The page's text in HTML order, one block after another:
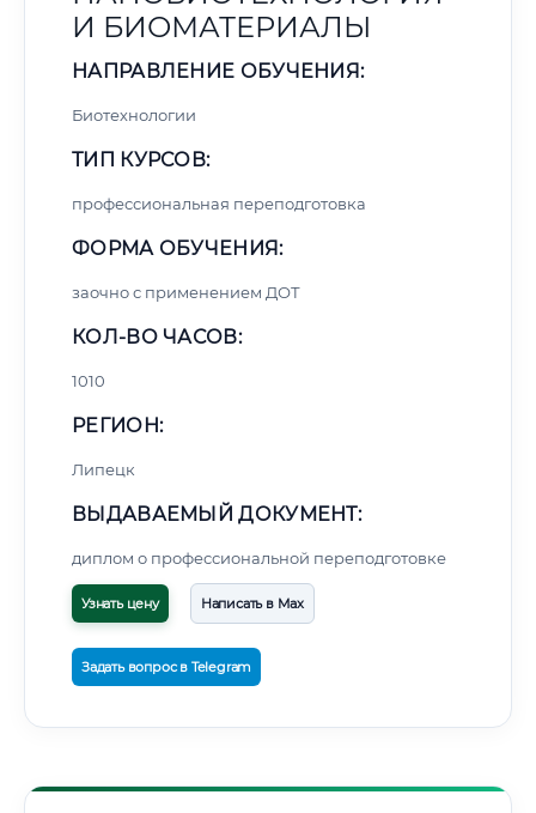
И БИОМАТЕРИАЛЫ
НАПРАВЛЕНИЕ ОБУЧЕНИЯ:
Биотехнологии
ТИП КУРСОВ:
профессиональная переподготовка
ФОРМА ОБУЧЕНИЯ:
заочно с применением ДОТ
КОЛ-ВО ЧАСОВ:
1010
РЕГИОН:
Липецк
ВЫДАВАЕМЫЙ ДОКУМЕНТ:
диплом о профессиональной переподготовке
Узнать цену Написать в Max
Задать вопрос в Telegram